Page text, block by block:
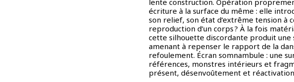
lente construction. Opération
écriture à la surface du même : elle
son relief, son état d’extrême tension à
reproduction d’un corps ? À la fois
cette silhouette discordante produit une
amenant à repenser le rapport de la
refoulement. Écran somnambule : une
références, monstres intérieurs et
présent, désenvoûtement et